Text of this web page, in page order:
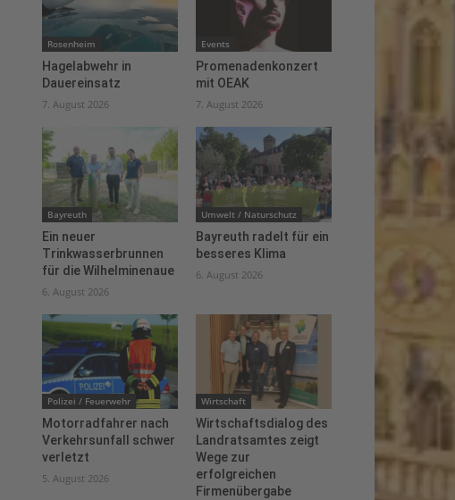
Rosenheim
Hagelabwehr in
Dauereinsatz
7. August 2026
Events
Promenadenkonzert
mit OEAK
7. August 2026
Bayreuth
Ein neuer
Trinkwasserbrunnen
für die Wilhelminenaue
6. August 2026
Umwelt / Naturschutz
Bayreuth radelt für ein
besseres Klima
6. August 2026
Polizei / Feuerwehr
Motorradfahrer nach
Verkehrsunfall schwer
verletzt
5. August 2026
Wirtschaft
Wirtschaftsdialog des
Landratsamtes zeigt
Wege zur
erfolgreichen
Firmenübergabe